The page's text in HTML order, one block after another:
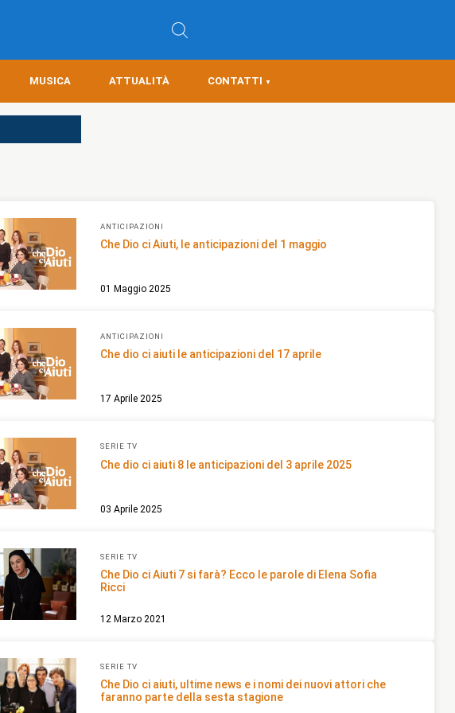
MUSICA ATTUALITÀ CONTATTI
ANTICIPAZIONI
Che Dio ci Aiuti, le anticipazioni del 1 maggio
01 Maggio 2025
ANTICIPAZIONI
Che dio ci aiuti le anticipazioni del 17 aprile
17 Aprile 2025
SERIE TV
Che dio ci aiuti 8 le anticipazioni del 3 aprile 2025
03 Aprile 2025
SERIE TV
Che Dio ci Aiuti 7 si farà? Ecco le parole di Elena Sofia
Ricci
12 Marzo 2021
SERIE TV
Che Dio ci aiuti, ultime news e i nomi dei nuovi attori che
faranno parte della sesta stagione